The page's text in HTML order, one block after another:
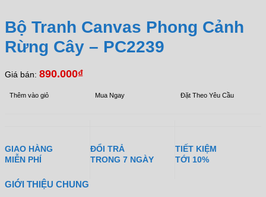
Bộ Tranh Canvas Phong Cảnh
Rừng Cây – PC2239
Giá bán: 890.000₫
Thêm vào giỏ Mua Ngay Đặt Theo Yêu Cầu
GIAO HÀNG
MIỄN PHÍ
ĐỔI TRẢ
TRONG 7 NGÀY
TIẾT KIỆM
TỚI 10%
GIỚI THIỆU CHUNG